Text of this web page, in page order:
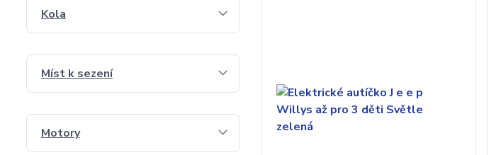
Kola
Míst k sezení
Motory